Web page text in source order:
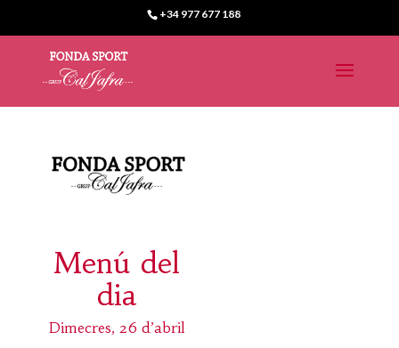
+34 977 677 188
Menú del
dia
Dimecres, 26 d’abril